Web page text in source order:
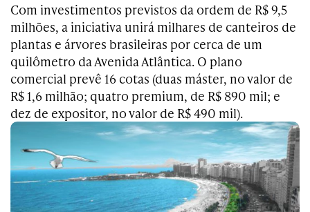
Com investimentos previstos da ordem de R$ 9,5
milhões, a iniciativa unirá milhares de canteiros de
plantas e árvores brasileiras por cerca de um
quilômetro da Avenida Atlântica. O plano
comercial prevê 16 cotas (duas máster, no valor de
R$ 1,6 milhão; quatro premium, de R$ 890 mil; e
dez de expositor, no valor de R$ 490 mil).